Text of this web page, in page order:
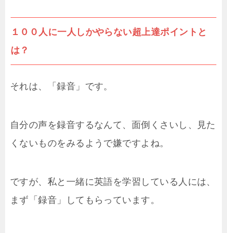
１００人に一人しかやらない超上達ポイントと
は？
それは、「録音」です。
自分の声を録音するなんて、面倒くさいし、見た
くないものをみるようで嫌ですよね。
ですが、私と一緒に英語を学習している人には、
まず「録音」してもらっています。